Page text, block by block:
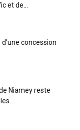
et de...
concession
Niamey reste